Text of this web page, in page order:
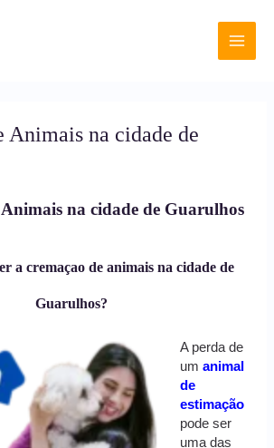
Main
Animais na cidade de
na cidade de Guarulhos
a cremaçao de animais na cidade de
Guarulhos?
A perda de
umanimal
de
estimação
pode ser
uma das